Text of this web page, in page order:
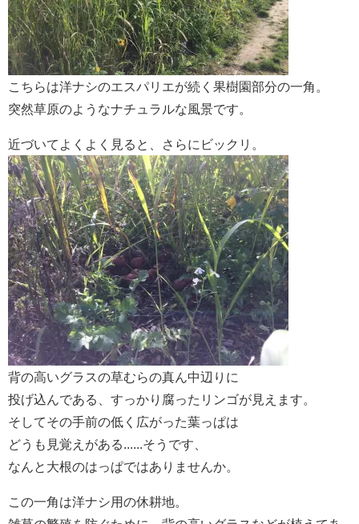
こちらは洋ナシのエスパリエが続く果樹園部分の一角。
突然草原のようなナチュラルな風景です。
近づいてよくよく見ると、さらにビックリ。
背の高いグラスの草むらの真ん中辺りに
投げ込んである、すっかり腐ったリンゴが見えます。
そしてその手前の低く広がった葉っぱは
どうも見覚えがある......そうです、
なんと大根のはっぱではありませんか。
この一角は洋ナシ用の休耕地。